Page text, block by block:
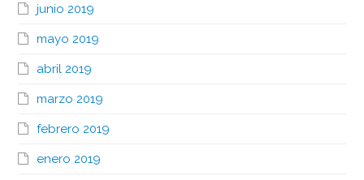
junio 2019
mayo 2019
abril 2019
marzo 2019
febrero 2019
enero 2019